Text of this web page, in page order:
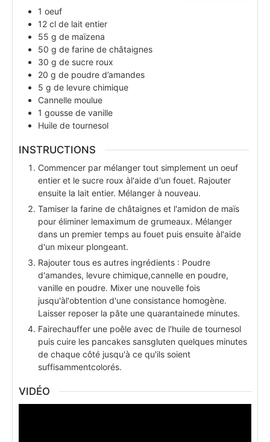
1 oeuf
12 cl de lait entier
55 g de maïzena
50 g de farine de châtaignes
30 g de sucre roux
20 g de poudre d’amandes
5 g de levure chimique
Cannelle moulue
1 gousse de vanille
Huile de tournesol
INSTRUCTIONS
Commencer par mélanger tout simplement un oeuf
entier et le sucre roux àl'aide d'un fouet. Rajouter
ensuite la lait entier. Mélanger à nouveau.
Tamiser la farine de châtaignes et l'amidon de maïs
pour éliminer lemaximum de grumeaux. Mélanger
dans un premier temps au fouet puis ensuite àl'aide
d'un mixeur plongeant.
Rajouter tous es autres ingrédients : Poudre
d'amandes, levure chimique,cannelle en poudre,
vanille en poudre. Mixer une nouvelle fois
jusqu'àl'obtention d'une consistance homogène.
Laisser reposer la pâte une quarantainede minutes.
Fairechauffer une poêle avec de l'huile de tournesol
puis cuire les pancakes sansgluten quelques minutes
de chaque côté jusqu'à ce qu'ils soient
suffisammentcolorés.
VIDÉO